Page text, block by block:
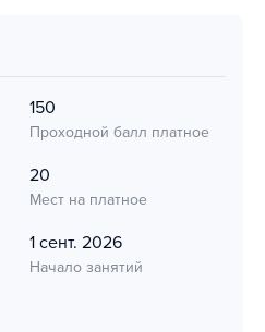
150
Проходной балл платное
20
Мест на платное
1 сент. 2026
Начало занятий